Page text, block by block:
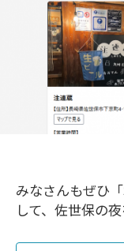
みなさんもぜひ
して、佐世保の